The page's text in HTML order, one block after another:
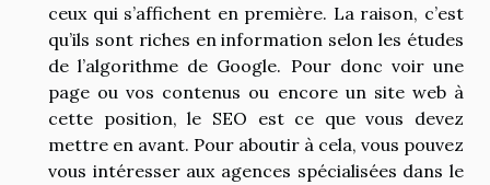
ceux qui s’affichent en première. La raison, c’est
qu’ils sont riches en information selon les études
de l’algorithme de Google. Pour donc voir une
page ou vos contenus ou encore un site web à
cette position, le SEO est ce que vous devez
mettre en avant. Pour aboutir à cela, vous pouvez
vous intéresser aux agences spécialisées dans le